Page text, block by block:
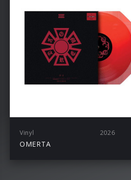
Vinyl 2026
OMERTA